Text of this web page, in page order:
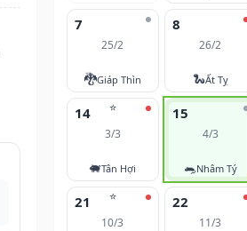
7
25/2
🐉Giáp Thìn
8
26/2
🐍Ất Tỵ
⭐
14
3/3
🐖Tân Hợi
15
4/3
🐀Nhâm Tý
⭐
21
10/3
22
11/3